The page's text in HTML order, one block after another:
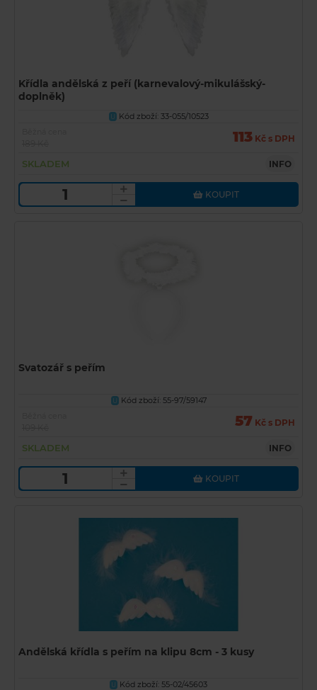
Křídla andělská z peří (karnevalový-mikulášský-
doplněk)
U Kód zboží: 33-055/10523
113 Kč s DPH
SKLADEM INFO
KOUPIT
Svatozář s peřím
U Kód zboží: 55-97/59147
57 Kč s DPH
SKLADEM INFO
KOUPIT
Andělská křídla s peřím na klipu 8cm - 3 kusy
U
Kód zboží: 55-02/45603